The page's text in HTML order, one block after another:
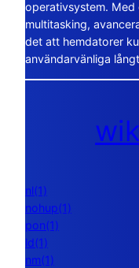
operativsystem.
multitasking,
det att hemdatorer
användarvänliga
nl(1)
nohup(1)
pon(1)
ld(1)
nm(1)